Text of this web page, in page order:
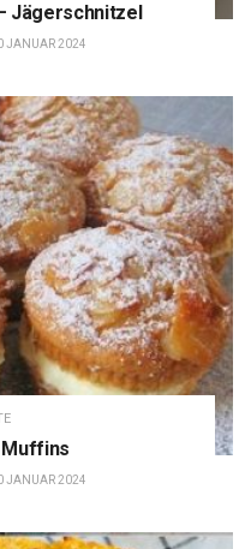
Jägerschnitzel
JANUAR 2024
Muffins
JANUAR 2024